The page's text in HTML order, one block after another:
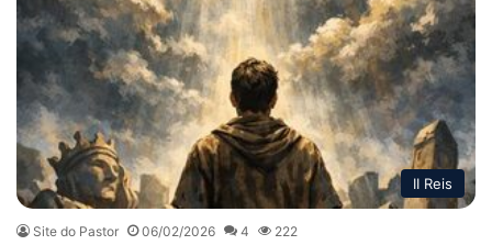
II Reis
Site do Pastor 06/02/2026 4 222